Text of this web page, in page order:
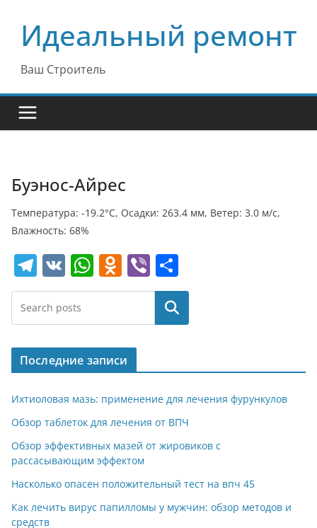
содержимому
Идеальный ремонт
Ваш Строитель
Буэнос-Айрес
Температура: -19.2°C, Осадки: 263.4 мм, Ветер: 3.0 м/с,
Влажность: 68%
T
el
e
gr
a
m
V
K
W
h
s
A
p
p
O
d
o
kl
a
ss
ni
ki
Vi
b
er
т
п
р
в
и
т
ь
Поиск
Последние записи
Ихтиоловая мазь: применение для лечения фурункулов
Обзор таблеток для лечения от ВПЧ
Обзор эффективных мазей от жировиков с
рассасывающим эффектом
Насколько опасен положительный тест на впч 45
Как лечить вирус папилломы у мужчин: обзор методов и
средств